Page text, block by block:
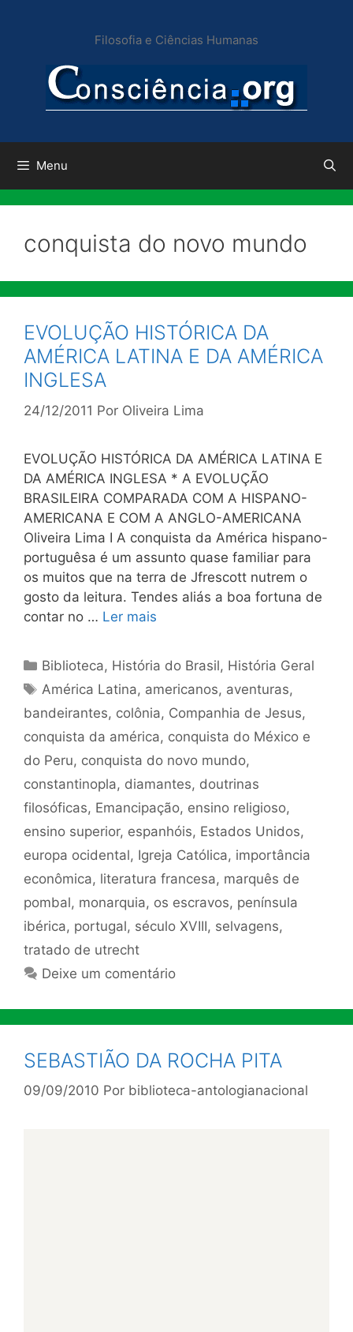
conteúdo
Filosofia e Ciências Humanas
Menu
conquista do novo mundo
EVOLUÇÃO HISTÓRICA DA
AMÉRICA LATINA E DA AMÉRICA
INGLESA
24/12/2011 Por Oliveira Lima
EVOLUÇÃO HISTÓRICA DA AMÉRICA LATINA E
DA AMÉRICA INGLESA * A EVOLUÇÃO
BRASILEIRA COMPARADA COM A HISPANO-
AMERICANA E COM A ANGLO-AMERICANA
Oliveira Lima I A conquista da América hispano-
portuguêsa é um assunto quase familiar para
os muitos que na terra de Jfrescott nutrem o
gosto da leitura. Tendes aliás a boa fortuna de
contar no … Ler mais
Categorias
Biblioteca, História do Brasil, História Geral
Tags
América Latina, americanos, aventuras,
bandeirantes, colônia, Companhia de Jesus,
conquista da américa, conquista do México e
do Peru, conquista do novo mundo,
constantinopla, diamantes, doutrinas
filosóficas, Emancipação, ensino religioso,
ensino superior, espanhóis, Estados Unidos,
europa ocidental, Igreja Católica, importância
econômica, literatura francesa, marquês de
pombal, monarquia, os escravos, península
ibérica, portugal, século XVIII, selvagens,
tratado de utrecht
Deixe um comentário
SEBASTIÃO DA ROCHA PITA
09/09/2010 Por biblioteca-antologianacional